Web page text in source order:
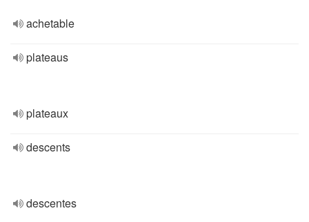
achetable
plateaus
plateaux
descents
descentes